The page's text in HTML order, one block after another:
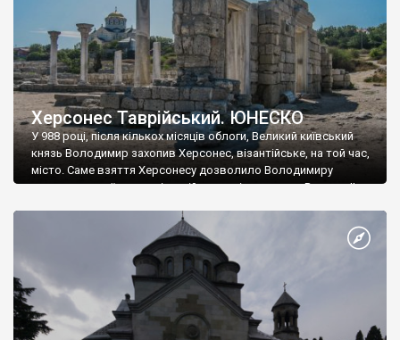
Херсонес Таврійський. ЮНЕСКО
У 988 році, після кількох місяців облоги, Великий київський
князь Володимир захопив Херсонес, візантійське, на той час,
місто. Саме взяття Херсонесу дозволило Володимиру
диктувати свої умови візантійському імператору Василю ІІ, та
Херсонесі Володимир-язичник, став Василем-християнином.
А потім було Хрещення Русі. На честь Херсонесу Таврійського